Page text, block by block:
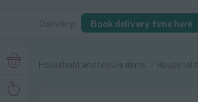
Delivery: Book delivery time here
Household and leisure items